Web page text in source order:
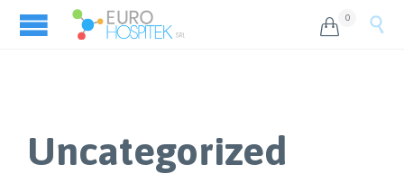
 0 
Uncategorized